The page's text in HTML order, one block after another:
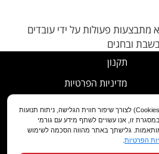
פעולות על ידי עובדים
ובחגים
תקנון
מדיניות הפרטיות
נוהל ביטול עסקה
מדיניות החלפה/החזרה/ביטול
הצהרת נגישות
באתר זה נעשה שימוש בעוגיות (Cookies) לצורך שיפור חווית הגלישה, ניתוח תנועות
זו, אנו עשויים לשתף מידע עם גורמי
מותאמות. גלישתך באתר מהווה הסכמה לשימוש
הפרטיות